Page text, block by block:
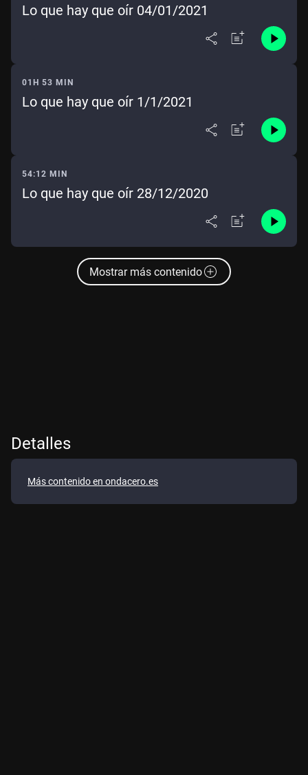
Lo que hay que oír 04/01/2021
01H 53 MIN
Lo que hay que oír 1/1/2021
54:12 MIN
Lo que hay que oír 28/12/2020
Mostrar más contenido
Detalles
Más contenido en ondacero.es